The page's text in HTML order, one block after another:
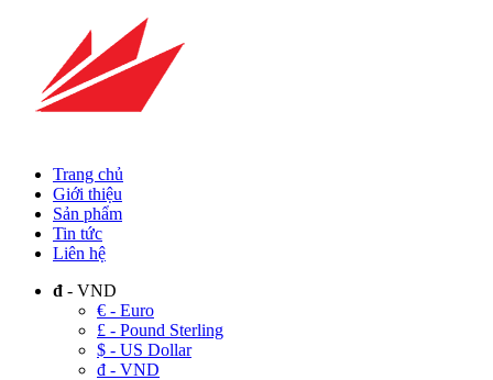
Trang chủ
Giới thiệu
Sản phẩm
Tin tức
Liên hệ
đ - VND
€ - Euro
£ - Pound Sterling
$ - US Dollar
đ - VND